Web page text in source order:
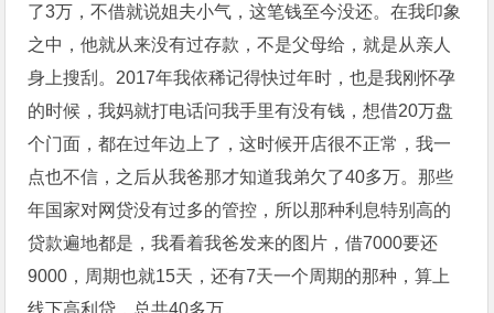
了3万，不借就说姐夫小气，这笔钱至今没还。在我印象
之中，他就从来没有过存款，不是父母给，就是从亲人
身上搜刮。2017年我依稀记得快过年时，也是我刚怀孕
的时候，我妈就打电话问我手里有没有钱，想借20万盘
个门面，都在过年边上了，这时候开店很不正常，我一
点也不信，之后从我爸那才知道我弟欠了40多万。那些
年国家对网贷没有过多的管控，所以那种利息特别高的
贷款遍地都是，我看着我爸发来的图片，借7000要还
9000，周期也就15天，还有7天一个周期的那种，算上
线下高利贷，总共40多万。